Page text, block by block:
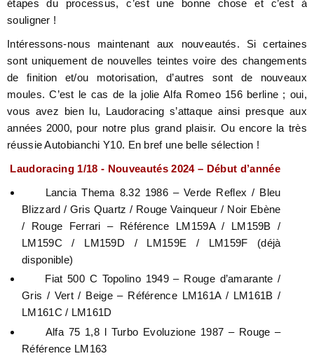
étapes du processus, c’est une bonne chose et c’est à
souligner !
Intéressons-nous maintenant aux nouveautés. Si certaines
sont uniquement de nouvelles teintes voire des changements
de finition et/ou motorisation, d’autres sont de nouveaux
moules. C’est le cas de la jolie Alfa Romeo 156 berline ; oui,
vous avez bien lu, Laudoracing s’attaque ainsi presque aux
années 2000, pour notre plus grand plaisir. Ou encore la très
réussie Autobianchi Y10. En bref une belle sélection !
Laudoracing 1/18 - Nouveautés 2024 – Début d’année
Lancia Thema 8.32 1986 – Verde Reflex / Bleu
Blizzard / Gris Quartz / Rouge Vainqueur / Noir Ebène
/ Rouge Ferrari – Référence LM159A / LM159B /
LM159C / LM159D / LM159E / LM159F (déjà
disponible)
Fiat 500 C Topolino 1949 – Rouge d’amarante /
Gris / Vert / Beige – Référence LM161A / LM161B /
LM161C / LM161D
Alfa 75 1,8 l Turbo Evoluzione 1987 – Rouge –
Référence LM163